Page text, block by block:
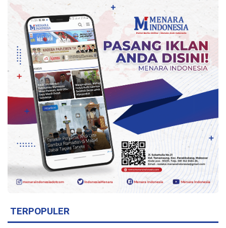
TERPOPULER